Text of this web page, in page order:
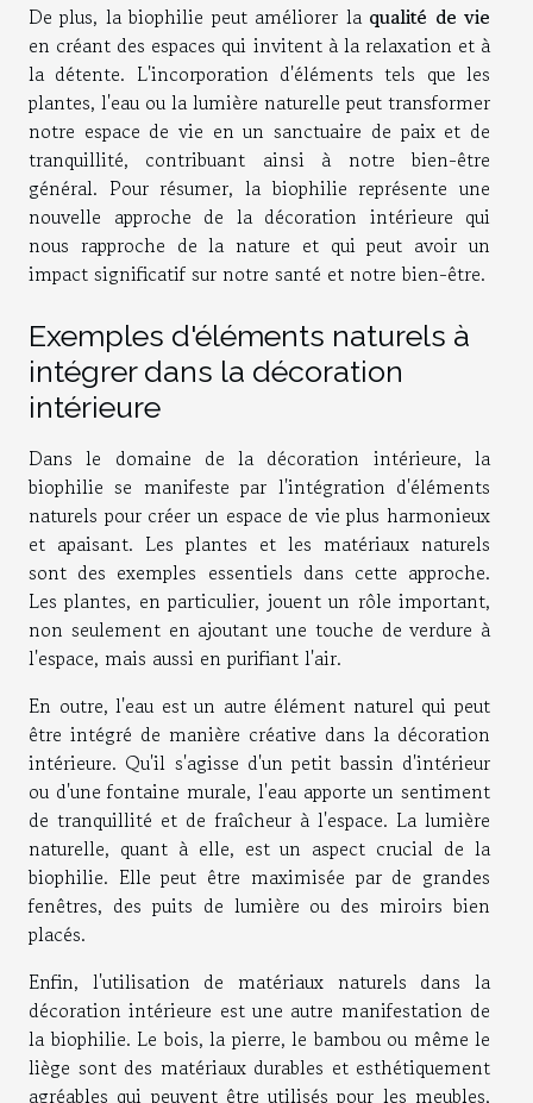
De plus, la biophilie peut améliorer la qualité de vie
en créant des espaces qui invitent à la relaxation et à
la détente. L'incorporation d'éléments tels que les
plantes, l'eau ou la lumière naturelle peut transformer
notre espace de vie en un sanctuaire de paix et de
tranquillité, contribuant ainsi à notre bien-être
général. Pour résumer, la biophilie représente une
nouvelle approche de la décoration intérieure qui
nous rapproche de la nature et qui peut avoir un
impact significatif sur notre santé et notre bien-être.
Exemples d'éléments naturels à
intégrer dans la décoration
intérieure
Dans le domaine de la décoration intérieure, la
biophilie se manifeste par l'intégration d'éléments
naturels pour créer un espace de vie plus harmonieux
et apaisant. Les plantes et les matériaux naturels
sont des exemples essentiels dans cette approche.
Les plantes, en particulier, jouent un rôle important,
non seulement en ajoutant une touche de verdure à
l'espace, mais aussi en purifiant l'air.
En outre, l'eau est un autre élément naturel qui peut
être intégré de manière créative dans la décoration
intérieure. Qu'il s'agisse d'un petit bassin d'intérieur
ou d'une fontaine murale, l'eau apporte un sentiment
de tranquillité et de fraîcheur à l'espace. La lumière
naturelle, quant à elle, est un aspect crucial de la
biophilie. Elle peut être maximisée par de grandes
fenêtres, des puits de lumière ou des miroirs bien
placés.
Enfin, l'utilisation de matériaux naturels dans la
décoration intérieure est une autre manifestation de
la biophilie. Le bois, la pierre, le bambou ou même le
liège sont des matériaux durables et esthétiquement
agréables qui peuvent être utilisés pour les meubles,